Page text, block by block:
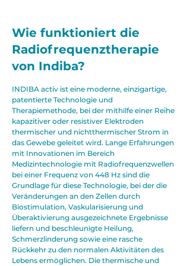
Wie funktioniert die
Radiofrequenztherapie
von Indiba?
INDIBA activ ist eine moderne, einzigartige,
patentierte Technologie und
Therapiemethode, bei der mithilfe einer Reihe
kapazitiver oder resistiver Elektroden
thermischer und nichtthermischer Strom in
das Gewebe geleitet wird. Lange Erfahrungen
mit Innovationen im Bereich
Medizintechnologie mit Radiofrequenzwellen
bei einer Frequenz von 448 Hz sind die
Grundlage für diese Technologie, bei der die
Veränderungen an den Zellen durch
Biostimulation, Vaskularisierung und
Überaktivierung ausgezeichnete Ergebnisse
liefern und beschleunigte Heilung,
Schmerzlinderung sowie eine rasche
Rückkehr zu den normalen Aktivitäten des
Lebens ermöglichen. Die thermische und